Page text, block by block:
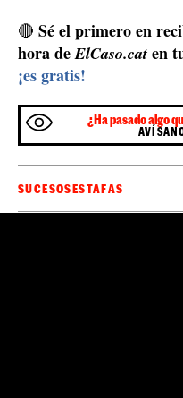
🔴 Sé el primero en
hora deElCaso.cat en
¡es gratis!
¿Ha pasado algo
SUCESOSESTAFAS